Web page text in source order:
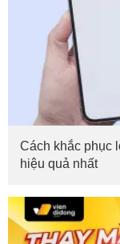
Cách khắc phục
hiệu quả nhất